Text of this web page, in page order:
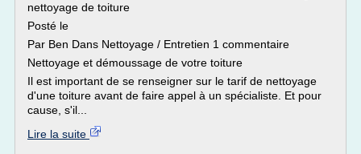
nettoyage de toiture
Posté le
Par Ben Dans Nettoyage / Entretien 1 commentaire
Nettoyage et démoussage de votre toiture
Il est important de se renseigner sur le tarif de nettoyage
d'une toiture avant de faire appel à un spécialiste. Et pour
cause, s'il...
Lire la suite